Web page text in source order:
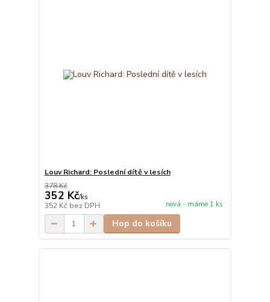
Louv Richard: Poslední dítě v lesích
378 Kč
352 Kč/ks
352 Kč bez DPH nová - máme 1 ks
Hop do košíku